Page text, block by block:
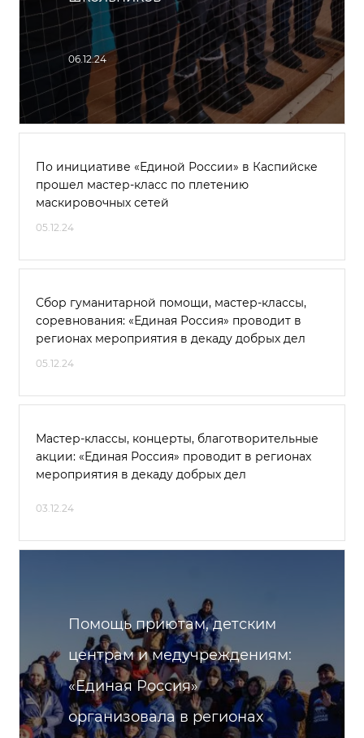
06.12.24
По инициативе «Единой России» в Каспийске
прошел мастер-класс по плетению
маскировочных сетей
05.12.24
Сбор гуманитарной помощи, мастер-классы,
соревнования: «Единая Россия» проводит в
регионах мероприятия в декаду добрых дел
05.12.24
Мастер-классы, концерты, благотворительные
акции: «Единая Россия» проводит в регионах
мероприятия в декаду добрых дел
03.12.24
Помощь приютам, детским
центрам и медучреждениям:
«Единая Россия»
организовала в регионах